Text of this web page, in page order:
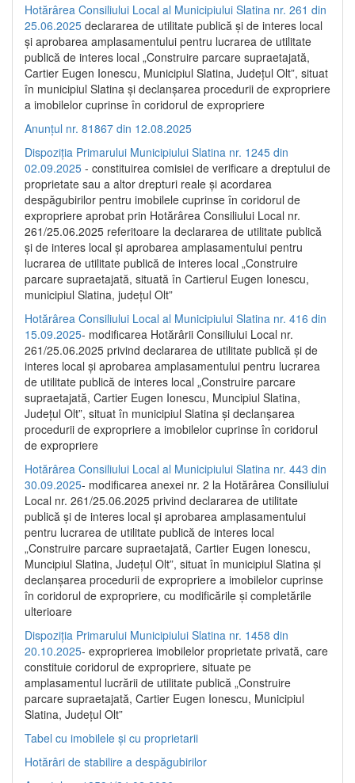
Hotărârea Consiliului Local al Municipiului Slatina nr. 261 din
25.06.2025 declararea de utilitate publică și de interes local
și aprobarea amplasamentului pentru lucrarea de utilitate
publică de interes local „Construire parcare supraetajată,
Cartier Eugen Ionescu, Municipiul Slatina, Județul Olt”, situat
în municipiul Slatina și declanșarea procedurii de expropriere
a imobilelor cuprinse în coridorul de expropriere
Anunțul nr. 81867 din 12.08.2025
Dispoziția Primarului Municipiului Slatina nr. 1245 din
02.09.2025 - constituirea comisiei de verificare a dreptului de
proprietate sau a altor drepturi reale și acordarea
despăgubirilor pentru imobilele cuprinse în coridorul de
expropriere aprobat prin Hotărârea Consiliului Local nr.
261/25.06.2025 referitoare la declararea de utilitate publică
și de interes local și aprobarea amplasamentului pentru
lucrarea de utilitate publică de interes local „Construire
parcare supraetajată, situată în Cartierul Eugen Ionescu,
municipiul Slatina, județul Olt”
Hotărârea Consiliului Local al Municipiului Slatina nr. 416 din
15.09.2025- modificarea Hotărârii Consiliului Local nr.
261/25.06.2025 privind declararea de utilitate publică și de
interes local și aprobarea amplasamentului pentru lucrarea
de utilitate publică de interes local „Construire parcare
supraetajată, Cartier Eugen Ionescu, Muncipiul Slatina,
Județul Olt”, situat în municipiul Slatina și declanșarea
procedurii de expropriere a imobilelor cuprinse în coridorul
de expropriere
Hotărârea Consiliului Local al Municipiului Slatina nr. 443 din
30.09.2025- modificarea anexei nr. 2 la Hotărârea Consiliului
Local nr. 261/25.06.2025 privind declararea de utilitate
publică şi de interes local şi aprobarea amplasamentului
pentru lucrarea de utilitate publică de interes local
„Construire parcare supraetajată, Cartier Eugen Ionescu,
Muncipiul Slatina, Judeţul Olt”, situat în municipiul Slatina şi
declanşarea procedurii de expropriere a imobilelor cuprinse
în coridorul de expropriere, cu modificările şi completările
ulterioare
Dispoziția Primarului Municipiului Slatina nr. 1458 din
20.10.2025- exproprierea imobilelor proprietate privată, care
constituie coridorul de expropriere, situate pe
amplasamentul lucrării de utilitate publică „Construire
parcare supraetajată, Cartier Eugen Ionescu, Municipiul
Slatina, Județul Olt”
Tabel cu imobilele și cu proprietarii
Hotărâri de stabilire a despăgubirilor